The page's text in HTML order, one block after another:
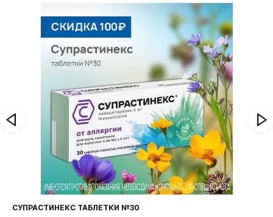
СУПРАСТИНЕКС ТАБЛЕТКИ №30